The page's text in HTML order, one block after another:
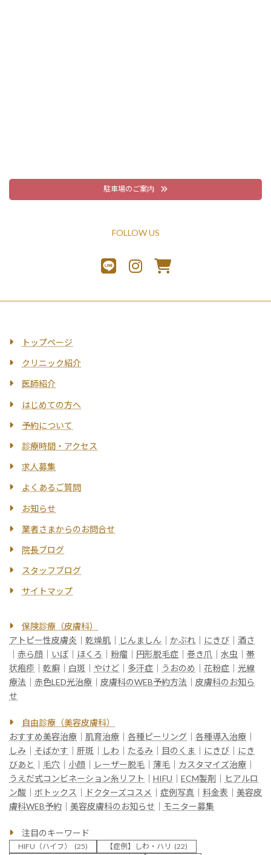
駐車場のご案内
FOLLOW US
トップページ
クリニック紹介
医師紹介
はじめての方へ
予約について
診療時間・アクセス
求人募集
よくあるご質問
お知らせ
業者さまからのお問合せ
院長ブログ
スタッフブログ
サイトマップ
保険診療（皮膚科）
アトピー性皮膚炎
乾燥肌 じんましん かぶれ にきび
酒さ
赤ら顔 いぼ ほくろ 粉瘤 円形脱毛症 巻き爪 水虫
帯
状疱疹
乾癬 白斑 やけど 多汗症 うおのめ 花粉症
光線
療法
赤色LED光治療 皮膚科のWEB予約方法
皮膚科のお知ら
せ
自由診療（美容皮膚科）
おすすめ美容治療
肌育治療 各種ピーリング 各種導入治療
しみ
そばかす 肝斑 しわ たるみ 目のくま にきび
にき
びあと
毛穴 小顔 レーザー脱毛 薄毛 カスタマイズ治療
うえだ式コンビネーション糸リフト
HIFU ECM製剤
ヒアルロ
ン酸
ボトックス ドクターズコスメ 症例写真 料金表
美容皮
膚科WEB予約
美容皮膚科のお知らせ モニター募集
注目のキーワード
HIFU（ハイフ） (25) 【症例】しわ・ハリ (22)